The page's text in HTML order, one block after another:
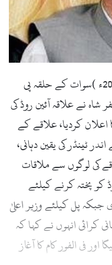
سوات (زما سوات ڈاٹ کام :24اکتوبر2017ء )سوات کے حلقہ پی
شاہ نے علاقہ آئین روڈ کی
کا اعلان کردیا، علاقے کے
ملاقات میں 15دن کے اندر ٹینڈر کی یقین دہانی،
کی لوگوں سے ملاقات
کو پختہ کرنے کیلئے
دی جبکہ پل کیلئے وزیر اعلیٰ
کرائی انہوں نے کہا کہ
اور فی الفور کام کا آغاز